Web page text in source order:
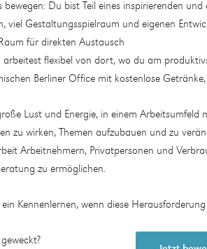
bewegen: Du bist Teil eines inspirierenden
viel Gestaltungsspielraum und eigenen
für direkten Austausch
arbeitest flexibel von dort, wo du am
Berliner Office mit kostenlose
Lust und Energie, in einem
zu wirken, Themen aufzubauen und zu
Arbeitnehmern, Privatpersonen und
zu ermöglichen.
Kennenlernen, wenn diese